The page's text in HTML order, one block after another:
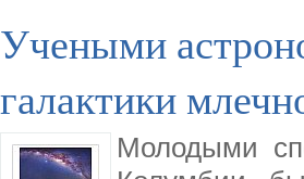
Учеными
галактики
Молодыми